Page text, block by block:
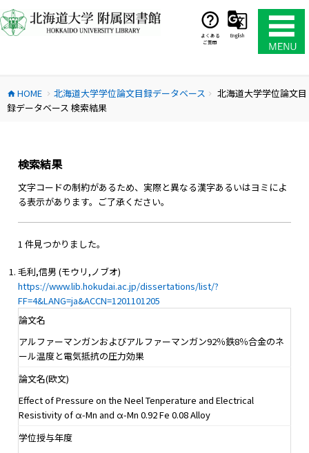
ン
テ
ス
キ
よくある
ご質問
English
home HOME chevron_right 北海道大学学位論文目録データベース chevron_right
北海道大学学位論文目
録データベース 検索結果
検索結果
文字コードの制約があるため、実際と異なる漢字あるいはヨミによ
る表示があります。ご了承ください。
1 件見つかりました。
毛利,信男 (モウリ,ノブオ)
https://www.lib.hokudai.ac.jp/dissertations/list/?
FF=4&LANG=ja&ACCN=1201101205
論文名
アルファーマンガンおよびアルファーマンガン92％鉄8％合金のネ
ール温度と電気抵抗の圧力効果
論文名(欧文)
Effect of Pressure on the Neel Tenperature and Electrical
Resistivity of α-Mn and α-Mn 0.92 Fe 0.08 Alloy
学位授与年度